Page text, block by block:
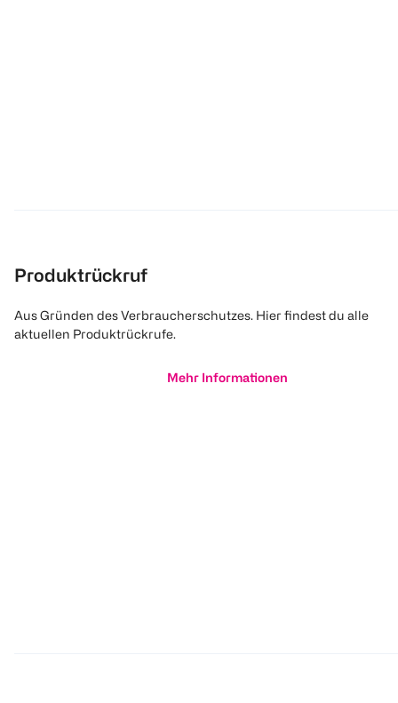
Produktrückruf
Aus Gründen des Verbraucherschutzes. Hier findest du alle
aktuellen Produktrückrufe.
Mehr Informationen